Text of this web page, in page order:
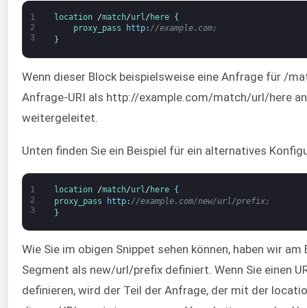
1
2
3
location /match/url / here
{
proxy_pass
http: //example.com;
}
Wenn dieser Block beispielsweise eine Anfrage für /
Anfrage-URI als http://example.com/match/url/here
weitergeleitet.
Unten finden Sie ein Beispiel für ein alternatives
1
2
3
location /match/url/ here
{
proxy_pass
http: //example.com/new/url/prefix;
}
Wie Sie im obigen Snippet sehen können, haben wir am
Segment als new/url/prefix definiert. Wenn Sie einen
definieren, wird der Teil der Anfrage, der mit der